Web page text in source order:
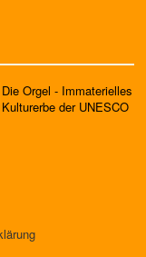
Die Orgel - Immaterielles
Kulturerbe der UNESCO